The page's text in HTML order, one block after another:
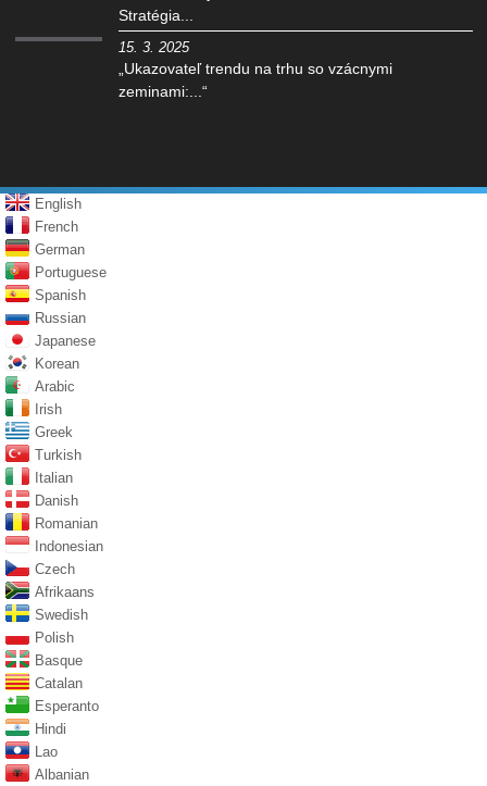
Stratégia...
15. 3. 2025
„Ukazovateľ trendu na trhu so vzácnymi
zeminami:...“
English
French
German
Portuguese
Spanish
Russian
Japanese
Korean
Arabic
Irish
Greek
Turkish
Italian
Danish
Romanian
Indonesian
Czech
Afrikaans
Swedish
Polish
Basque
Catalan
Esperanto
Hindi
Lao
Albanian